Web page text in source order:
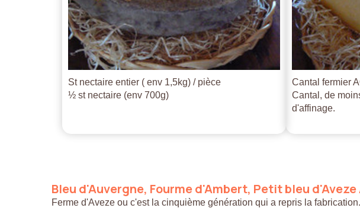
St nectaire entier ( env 1,5kg) / pièce
½ st nectaire (env 700g)
Cantal fermier
Cantal, de
d'affinage.
Bleu d'Auvergne, Fourmed'Ambert, Petitbleu d'Aveze
Ferme d'Aveze ou c'est la cinquième génération qui a repris la